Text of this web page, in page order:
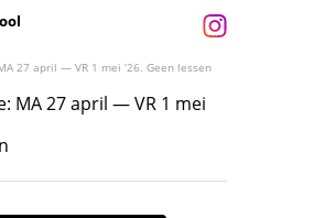
27 april — VR 1 mei ‘26.
MA 27 april — VR 1 mei